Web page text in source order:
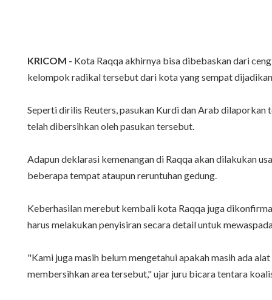
KRICOM - Kota Raqqa akhirnya bisa dibebaskan dari
kelompok radikal tersebut dari kota yang sempat dijadikan
Seperti dirilis Reuters, pasukan Kurdi dan Arab dilaporkan
telah dibersihkan oleh pasukan tersebut.
Adapun deklarasi kemenangan di Raqqa akan dilakukan
beberapa tempat ataupun reruntuhan gedung.
Keberhasilan merebut kembali kota Raqqa juga
harus melakukan penyisiran secara detail untuk
"Kami juga masih belum mengetahui apakah masih ada
membersihkan area tersebut," ujar juru bicara tentara